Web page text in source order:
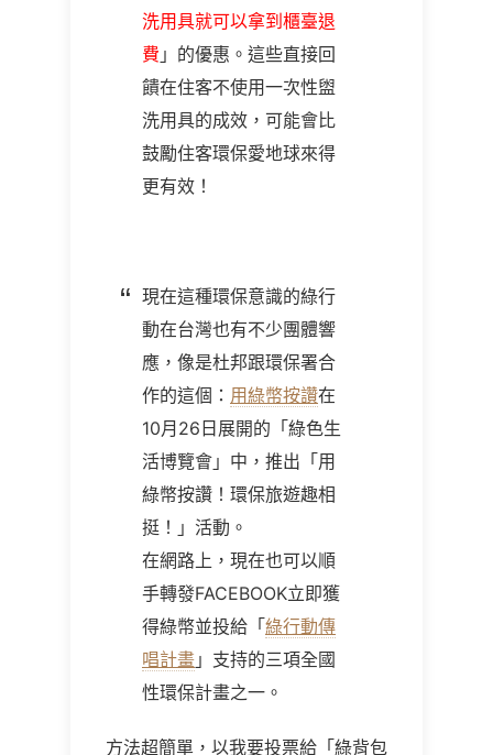
洗用具就可以拿到櫃臺退
費 」的優惠。這些直接回
饋在住客不使用一次性盥
洗用具的成效，可能會比
鼓勵住客環保愛地球來得
更有效！
現在這種環保意識的綠行
動在台灣也有不少團體響
應，像是杜邦跟環保署合
作的這個： 用綠幣按讚在
10月26日展開的「綠色生
活博覽會」中，推出「用
綠幣按讚！環保旅遊趣相
挺！」活動。
在網路上 ，現在也可以順
手轉發FACEBOOK立即獲
得綠幣並投給「 綠行動傳
唱計畫 」支持的三項全國
性環保計畫之一。
方法超簡單，以我要投票給「綠背包